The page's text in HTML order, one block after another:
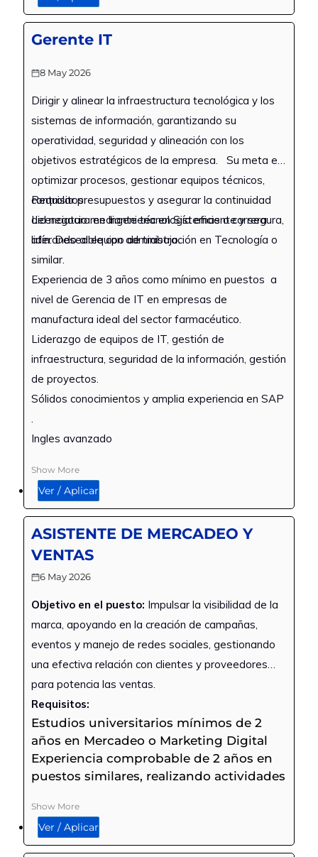
coordinación de operaciones en salones
de belleza, SPA, hotelería o servicios
Liderazgo comprobado en equipos
manicuristas, esteticistas, recepción)
Habilidad y experiencia comprobable en
control y manejo de agenda de reservas,
inventarios, manejo de CRM, reportes de
ventas, cobros y cierres de caja
Conocimientos en protocolos de higiene
y seguridad aplicados a servicios de
estética y bienestar, y conocimiento en
conocimiento de tendencias en belleza y
SPA
Se requiere persona con excelente
presentación personal, y disponibilidad
para laborar en zona 13, en horario de
lunes a sábado en horario de 06:00 a.m.
a 07:00 p.m. descansando domingo y
un día entre semana
Gerente IT
8 May 2026
Dirigir y alinear la infraestructura tecnológica y los
sistemas de información, garantizando su
operatividad, seguridad y alineación con los
objetivos estratégicos de la empresa. Su meta es
optimizar procesos, gestionar equipos técnicos,
controlar presupuestos y asegurar la continuidad
del negocio mediante tecnología eficiente y segura,
liderando al equipo de trabajo.
Requisitos:
Licenciatura en Ingeniería en Sistemas o carrera
afín. Deseable con administración en Tecnología o
similar.
Experiencia de 3 años como mínimo en puestos a
nivel de Gerencia de IT en empresas de
manufactura ideal del sector farmacéutico.
Liderazgo de equipos de IT, gestión de
infraestructura, seguridad de la información, gestión
de proyectos.
Sólidos conocimientos y amplia experiencia en SAP
.
Ingles avanzado
Show More
Ver / Aplicar
ASISTENTE DE MERCADEO Y
VENTAS
6 May 2026
Objetivo en el puesto: Impulsar la visibilidad de la
marca, apoyando en la creación de campañas,
eventos y manejo de redes sociales, gestionando
una efectiva relación con clientes y proveedores
para potencia las ventas.
Requisitos:
Estudios universitarios mínimos de 2
años en Mercadeo o Marketing Digital
Experiencia comprobable de 2 años en
puestos similares, realizando actividades
general
Habilidad en el manejo paquetes de
office, principalmente Excel, e
Show More
Ver / Aplicar